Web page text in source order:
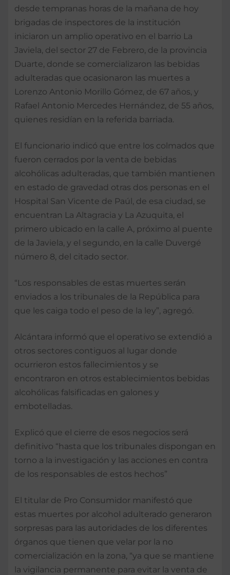
desde tempranas horas de la mañana de hoy
brigadas de inspectores de la institución
iniciaron un amplio operativo en el barrio La
Javiela, del sector 27 de Febrero, de la provincia
Duarte, donde se comercializaron las bebidas
adulteradas que ocasionaron las muertes a
Lorenzo Antonio Morillo Gómez, de 67 años, y
Rafael Antonio Mercedes Hernández, de 55 años,
quienes residían en la referida barriada.
El funcionario indicó que entre los colmados que
fueron cerrados por la venta de bebidas
alcohólicas adulteradas, que también mantienen
en estado de gravedad otras dos personas en el
Hospital San Vicente de Paúl, de esa ciudad, se
encuentran La Altagracia y La Azuquita, el
primero ubicado en la calle A, próximo al puente
de la Javiela, y el segundo, en la calle Duvergé
número 8, del citado sector.
“Los responsables de estas muertes serán
enviados a los tribunales de la República para
que les caiga todo el peso de la ley”, agregó.
Alcántara informó que el operativo se extendió a
otros sectores contiguos al lugar donde
ocurrieron estos fallecimientos y se
encontraron en otros establecimientos bebidas
alcohólicas falsificadas en galones y
embotelladas.
Explicó que el cierre de esos negocios será
definitivo “hasta que los tribunales dispongan en
torno a la investigación y las acciones en contra
de los responsables de estos hechos”
El titular de Pro Consumidor manifestó que
estas muertes por alcohol adulterado generaron
sorpresas para las autoridades de los diferentes
órganos que tienen que velar por la no
comercialización en la zona, “ya que se mantiene
la vigilancia permanente para evitar la venta de